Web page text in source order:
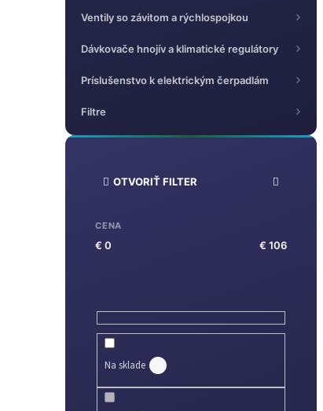
Ventily so závitom a rýchlospojkou
Dávkovače hnojív a klimatické regulátory
Príslušenstvo k elektrickým čerpadlám
Filtre
OTVORIŤ FILTER
CENA
€ 0 € 106
Na sklade